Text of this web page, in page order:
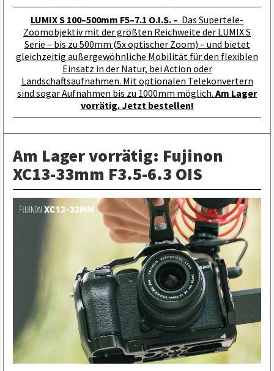
LUMIX S 100–500mm F5–7.1 O.I.S. – Das Supertele-
Zoomobjektiv mit der größten Reichweite der LUMIX S
Serie – bis zu 500mm (5x optischer Zoom) – und bietet
gleichzeitig außergewöhnliche Mobilität für den flexiblen
Einsatz in der Natur, bei Action oder
Landschaftsaufnahmen. Mit optionalen Telekonvertern
sind sogar Aufnahmen bis zu 1000mm möglich. Am Lager
vorrätig. Jetzt bestellen!
Am Lager vorrätig: Fujinon
XC13-33mm F3.5-6.3 OIS